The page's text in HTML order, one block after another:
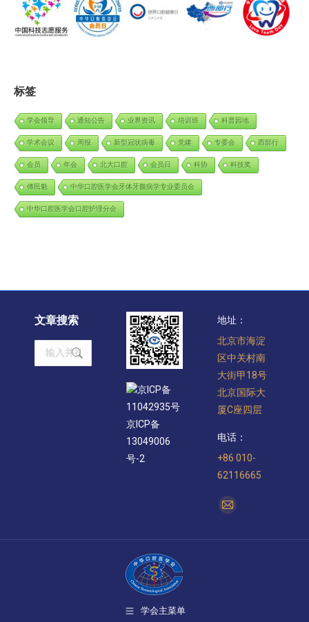
标签
学会领导 通知公告 业界资讯 培训班 科普园地
学术会议 周报 新型冠状病毒 党建 专委会 西部行
会员 年会 北大口腔 会员日 科协 科技奖
傅民魁 中华口腔医学会牙体牙髓病学专业委员会
中华口腔医学会口腔护理分会
文章搜索
Search:
京ICP备
11042935号
京ICP备
13049006
号-2
地址：
北京市海淀
区中关村南
大街甲18号
北京国际大
厦C座四层
电话：
+86 010-
62116665
找到我们：
Mail
学会主菜单